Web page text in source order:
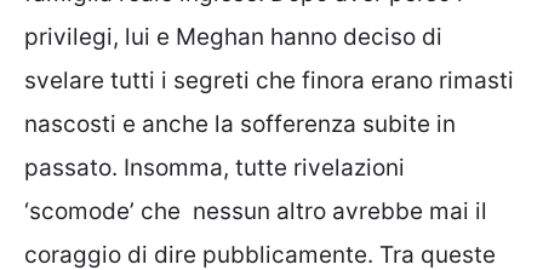
privilegi, lui e Meghan hanno deciso di
svelare tutti i segreti che finora erano rimasti
nascosti e anche la sofferenza subite in
passato. Insomma, tutte rivelazioni
‘scomode’ che nessun altro avrebbe mai il
coraggio di dire pubblicamente. Tra queste